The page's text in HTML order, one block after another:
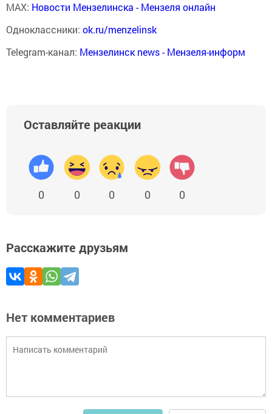
MAX: Новости Мензелинска - Мензеля онлайн
Одноклассники: ok.ru/menzelinsk
Telegram-канал: Мензелинск news - Мензеля-информ
Оставляйте реакции
0 0 0 0 0
Расскажите друзьям
Нет комментариев